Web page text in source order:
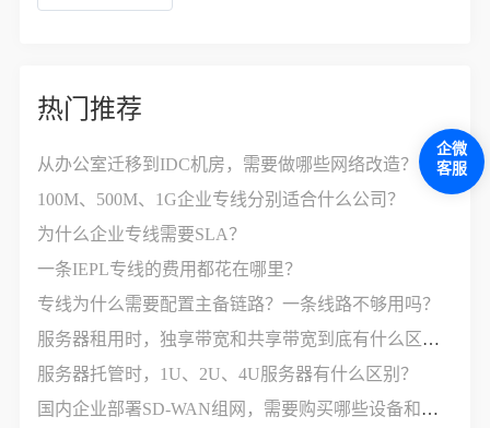
热门推荐
从办公室迁移到IDC机房，需要做哪些网络改造？
100M、500M、1G企业专线分别适合什么公司？
为什么企业专线需要SLA？
一条IEPL专线的费用都花在哪里？
专线为什么需要配置主备链路？一条线路不够用吗？
服务器租用时，独享带宽和共享带宽到底有什么区别？
服务器托管时，1U、2U、4U服务器有什么区别？
国内企业部署SD-WAN组网，需要购买哪些设备和服务？
企微
客服